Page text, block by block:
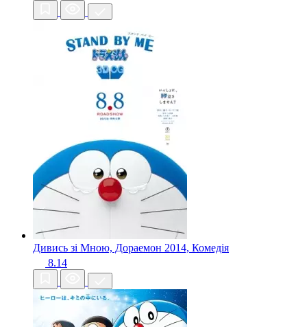
Дивись зі Мною, Дораемон 2014, Комедія
8.14